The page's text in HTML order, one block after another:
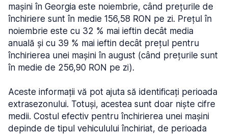
mașini în Georgia este noiembrie, când prețurile de
închiriere sunt în medie 156,58 RON pe zi. Prețul în
noiembrie este cu 32 % mai ieftin decât media
anuală și cu 39 % mai ieftin decât prețul pentru
închirierea unei mașini în august (când prețurile sunt
în medie de 256,90 RON pe zi).
Aceste informații vă pot ajuta să identificați perioada
extrasezonului. Totuși, acestea sunt doar niște cifre
medii. Costul efectiv pentru închirierea unei mașini
depinde de tipul vehiculului închiriat, de perioada